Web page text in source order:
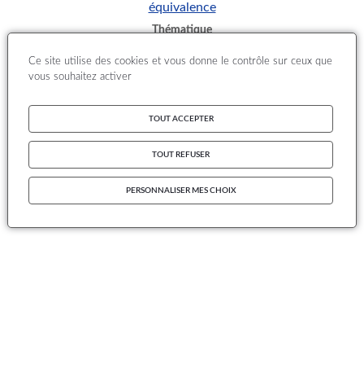
équivalence
Thématique
Documents
Th3_16_2_28-RAPPORT_PM_mai_2006.pdf
Ce site utilise des cookies et vous donne le contrôle sur ceux que
vous souhaitez activer
TOUT ACCEPTER
TOUT REFUSER
PERSONNALISER MES CHOIX